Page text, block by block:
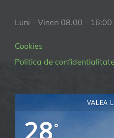
Luni – Vineri 08.00 – 16:00
Cookies
Politica de confidentialitate
VALEA
28°